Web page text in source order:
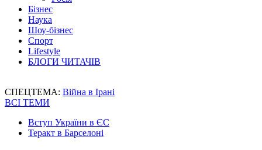
Бізнес
Наука
Шоу-бізнес
Спорт
Lifestyle
БЛОГИ ЧИТАЧІВ
СПЕЦТЕМА: Війна в Ірані
ВСІ ТЕМИ
Вступ України в ЄС
Теракт в Барселоні